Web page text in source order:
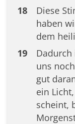
18
Diese
haben
dem
19
uns
gut
ein
scheint,